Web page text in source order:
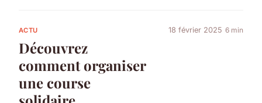
ACTU
Découvrez
comment organiser
une course
18 février 2025 6 min